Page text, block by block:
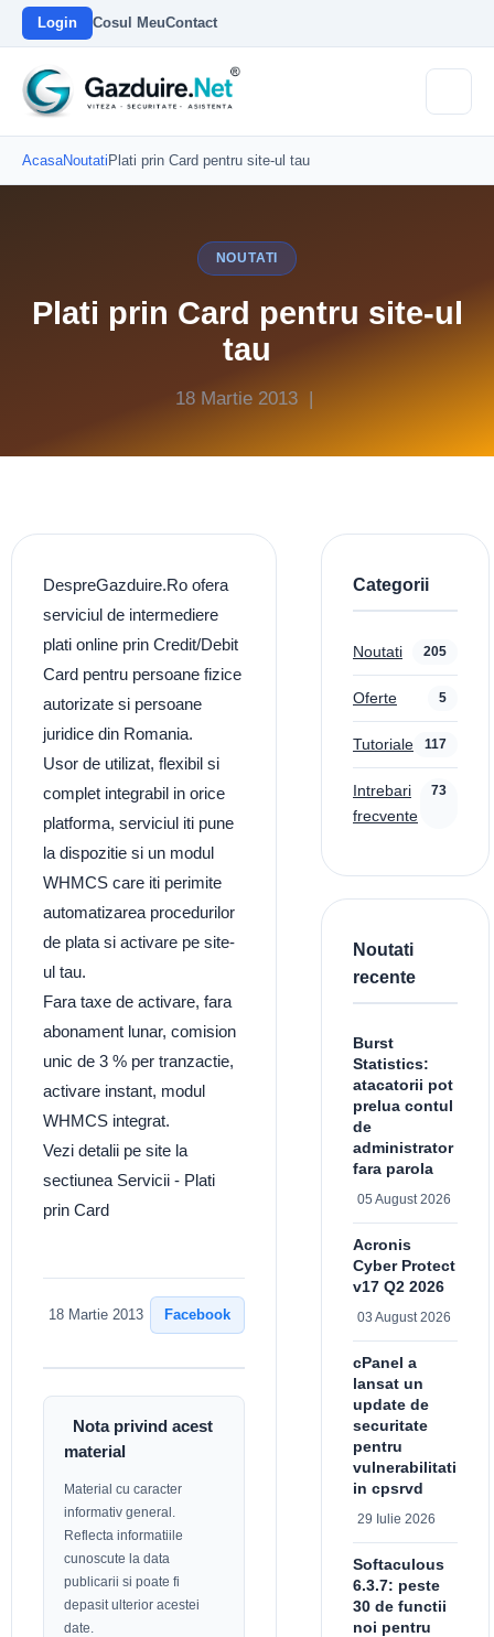
Login Cosul MeuContact
AcasaNoutati Plati prin Card pentru site-ul tau
NOUTATI
Plati prin Card pentru site-ul
tau
18 Martie 2013 |
DespreGazduire.Ro ofera
serviciul de intermediere
plati online prin Credit/Debit
Card pentru persoane fizice
autorizate si persoane
juridice din Romania.
Usor de utilizat, flexibil si
complet integrabil in orice
platforma, serviciul iti pune
la dispozitie si un modul
WHMCS care iti perimite
automatizarea procedurilor
de plata si activare pe site-
ul tau.
Fara taxe de activare, fara
abonament lunar, comision
unic de 3 % per tranzactie,
activare instant, modul
WHMCS integrat.
Vezi detalii pe site la
sectiunea Servicii - Plati
prin Card
18 Martie 2013 Facebook
Nota privind acest
material
Material cu caracter
informativ general.
Reflecta informatiile
cunoscute la data
publicarii si poate fi
depasit ulterior acestei
date.
Categorii
Noutati 205
Oferte 5
Tutoriale 117
Intrebari
frecvente
73
Noutati
recente
Burst
Statistics:
atacatorii pot
prelua contul
de
administrator
fara parola
05 August 2026
Acronis
Cyber Protect
v17 Q2 2026
03 August 2026
cPanel a
lansat un
update de
securitate
pentru
vulnerabilitati
in cpsrvd
29 Iulie 2026
Softaculous
6.3.7: peste
30 de functii
noi pentru